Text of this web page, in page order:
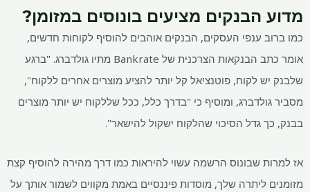
מדוע הבנקים מציעים בונוסים במזומן?
כמו ברוב ענפי העסקים, הבנקים אוהבים להוסיף לקוחות חדשים,
אומר כתב הבנקאות הצרכנית של Bankrate מתיו גולדברג. "ברגע
שלבנק יש לקוח, פוטנציאל קל יותר להציע מוצרים אחרים ללקוח",
מסביר גולדברג, ומוסיף כי "בדרך כלל, ככל שללקוח יש יותר מוצרים
בבנק, כך גדל הסיכוי שהלקוח ישקול להישאר".
אז למרות שבונוס הרשמה עשוי להיראות כמו דרך מהירה להוסיף קצת
מזומנים ליתרה שלך, מוסדות פיננסיים באמת מקווים לשמור אותך על